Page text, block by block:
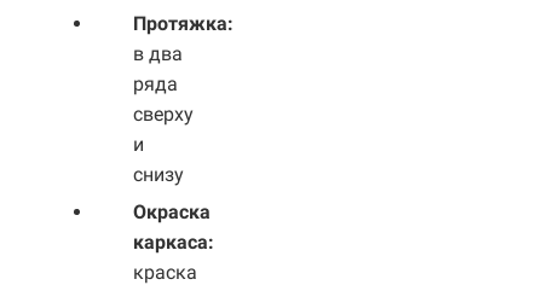
Протяжка:
в два
ряда
сверху
и
снизу
Окраска
каркаса:
краска